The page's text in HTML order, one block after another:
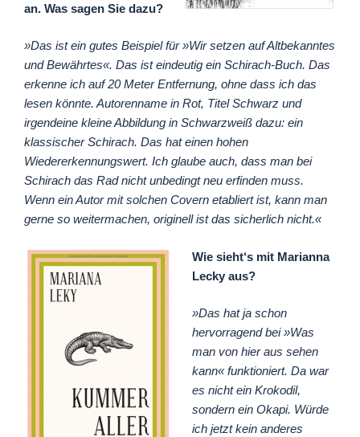
an. Was sagen Sie dazu?
»Das ist ein gutes Beispiel für »Wir setzen auf Altbekanntes
und Bewährtes«. Das ist eindeutig ein Schirach-Buch. Das
erkenne ich auf 20 Meter Entfernung, ohne dass ich das
lesen könnte. Autorenname in Rot, Titel Schwarz und
irgendeine kleine Abbildung in Schwarzweiß dazu: ein
klassischer Schirach. Das hat einen hohen
Wiedererkennungswert. Ich glaube auch, dass man bei
Schirach das Rad nicht unbedingt neu erfinden muss.
Wenn ein Autor mit solchen Covern etabliert ist, kann man
gerne so weitermachen, originell ist das sicherlich nicht.«
Wie sieht‘s mit Marianna
Lecky aus?
»Das hat ja schon
hervorragend bei »Was
man von hier aus sehen
kann« funktioniert. Da war
es nicht ein Krokodil,
sondern ein Okapi. Würde
ich jetzt kein anderes